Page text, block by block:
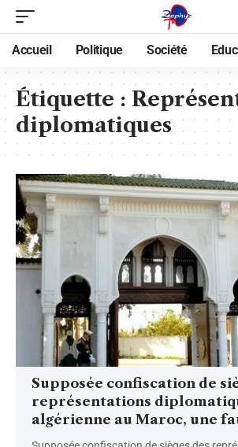
Accueil Politique Société
Étiquette :
diplomatiques
Supposée confiscation de
représentations
algérienne au Maroc, une